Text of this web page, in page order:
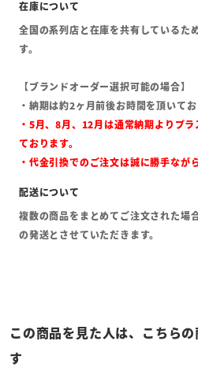
全国の系列店と在庫を共有しているた
す。
【ブランドオーダー選択可能の場合】
・納期は約2ヶ月前後お時間を頂いてお
・5月、8月、12月は通常納期よりプ
ております。
・代金引換でのご注文は誠に勝手なが
複数の商品をまとめてご注文された場
の発送とさせていただきます。
この商品を見た人は、こちら
す